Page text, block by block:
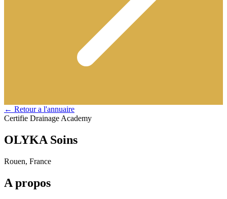
← Retour a l'annuaire
Certifie Drainage Academy
OLYKA Soins
Rouen, France
A propos